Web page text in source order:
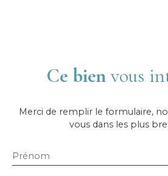
Ce bien vous
Merci de remplir le formulaire,
vous dans les plus
Prénom